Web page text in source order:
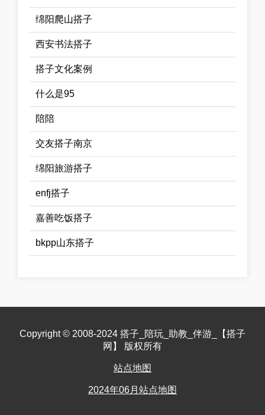
绵阳爬山搭子
西安书法搭子
搭子文化案例
什么是95
陪陪
交友搭子南京
绵阳旅游搭子
enfj搭子
嘉善吃饭搭子
bkpp山东搭子
Copyright © 2008-2024 搭子_陪玩_助教_伴游_【搭子
网】 版权所有
站点地图
2024年06月站点地图